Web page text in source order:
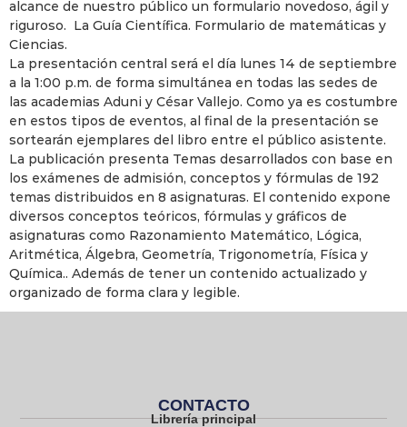
alcance de nuestro público un formulario novedoso, ágil y
riguroso. La Guía Científica. Formulario de matemáticas y
Ciencias.
La presentación central será el día lunes 14 de septiembre
a la 1:00 p.m. de forma simultánea en todas las sedes de
las academias Aduni y César Vallejo. Como ya es costumbre
en estos tipos de eventos, al final de la presentación se
sortearán ejemplares del libro entre el público asistente.
La publicación presenta Temas desarrollados con base en
los exámenes de admisión, conceptos y fórmulas de 192
temas distribuidos en 8 asignaturas. El contenido expone
diversos conceptos teóricos, fórmulas y gráficos de
asignaturas como Razonamiento Matemático, Lógica,
Aritmética, Álgebra, Geometría, Trigonometría, Física y
Química.. Además de tener un contenido actualizado y
organizado de forma clara y legible.
CONTACTO
Librería principal